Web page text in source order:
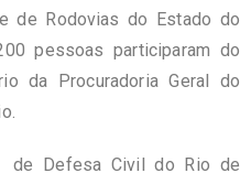
de Rodovias do Estado do
pessoas participaram do
da Procuradoria Geral do
de Defesa Civil do Rio de